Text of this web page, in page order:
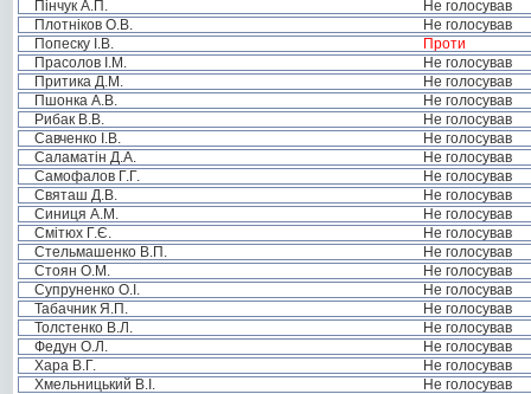
Пінчук А.П.
Не голосував
Плотніков О.В.
Не голосував
Попеску І.В.
Проти
Прасолов І.М.
Не голосував
Притика Д.М.
Не голосував
Пшонка А.В.
Не голосував
Рибак В.В.
Не голосував
Савченко І.В.
Не голосував
Саламатін Д.А.
Не голосував
Самофалов Г.Г.
Не голосував
Святаш Д.В.
Не голосував
Синиця А.М.
Не голосував
Смітюх Г.Є.
Не голосував
Стельмашенко В.П.
Не голосував
Стоян О.М.
Не голосував
Супруненко О.І.
Не голосував
Табачник Я.П.
Не голосував
Толстенко В.Л.
Не голосував
Федун О.Л.
Не голосував
Хара В.Г.
Не голосував
Хмельницький В.І.
Не голосував